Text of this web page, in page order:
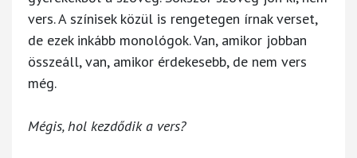
vers. A színisek közül is rengetegen írnak verset,
de ezek inkább monológok. Van, amikor jobban
összeáll, van, amikor érdekesebb, de nem vers
még.
Mégis, hol kezdődik a vers?